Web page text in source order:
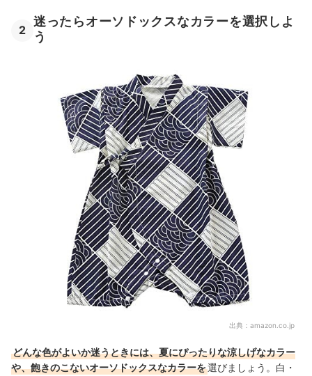
2
迷ったらオーソドックスなカラーを選択しよ
う
出典： amazon.co.jp
どんな色がよいか迷うときには、夏にぴったりな涼しげなカラー
や、飽きのこないオーソドックスなカラーを選びましょう。白・